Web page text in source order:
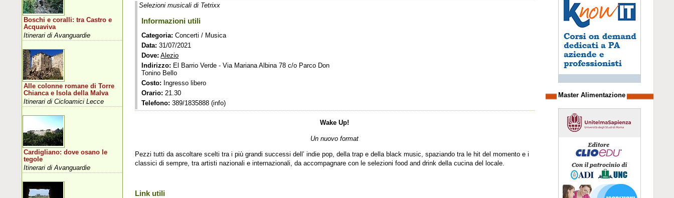
Selezioni musicali di Tetrixx
Informazioni utili
Categoria: Concerti / Musica
Data: 31/07/2021
Dove: Alezio
Indirizzo: El Barrio Verde - Via Mariana Albina 78 c/o Parco Don
Tonino Bello
Costo: Ingresso libero
Orario: 21.30
Telefono: 389/1835888 (info)
Wake Up!
Un nuovo format
Pezzi tutti da ascoltare scelti tra i più grandi successi dell’ indie pop, della trap e della black music, spaziando tra le hit del momento e i
classici di sempre, tra artisti nazionali e internazionali, da accompagnare con le selezioni food and drink della cucina del locale.
Link utili
Boschi e coralli: tra Castro e
Acquaviva
Itinerari di Avanguardie
Alle colonne romane di Torre
Chianca e Isola della Malva
Itinerari di Cicloamici Lecce
Cardigliano: dove osano le
tegole
Itinerari di Avanguardie
Master Alimentazione